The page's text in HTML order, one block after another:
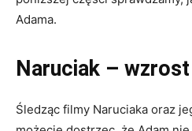
Adama.
Naruciak – wzrost
Śledząc filmy Naruciaka oraz